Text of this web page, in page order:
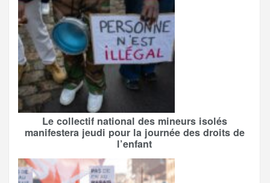
Le collectif national des mineurs isolés
manifestera jeudi pour la journée des droits de
l’enfant